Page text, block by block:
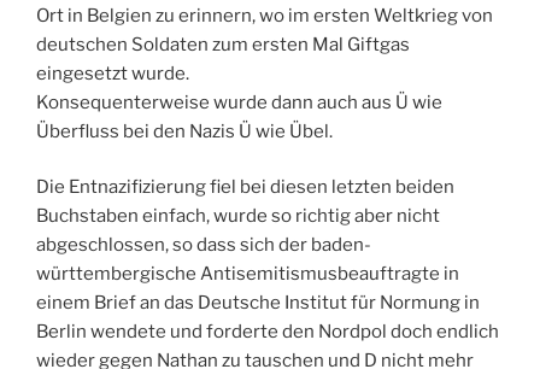
Ort in Belgien zu erinnern, wo im ersten Weltkrieg von
deutschen Soldaten zum ersten Mal Giftgas
eingesetzt wurde.
Konsequenterweise wurde dann auch aus Ü wie
Überfluss bei den Nazis Ü wie Übel.
Die Entnazifizierung fiel bei diesen letzten beiden
Buchstaben einfach, wurde so richtig aber nicht
abgeschlossen, so dass sich der baden-
württembergische Antisemitismusbeauftragte in
einem Brief an das Deutsche Institut für Normung in
Berlin wendete und forderte den Nordpol doch endlich
wieder gegen Nathan zu tauschen und D nicht mehr